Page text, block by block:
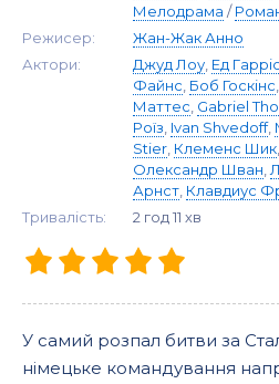
Мелодрама /
Режисер:
Жан-Жак Анно
Актори:
Джуд Лоу Ед Гарріс
Файнс Боб Госкінс
Маттес Gabriel
Роїз Ivan Shvedoff,
Stier Клеменс Шик
Олександр Шван
Арнст Клавдиус
Тривалість:
2 год 11 хв
У самий розпал битви за
німецьке командування